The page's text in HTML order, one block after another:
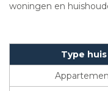
woningen en
Type huis